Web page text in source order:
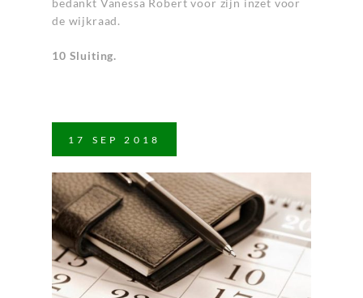
de wijkraad.
10 Sluiting.
17 SEP 2018